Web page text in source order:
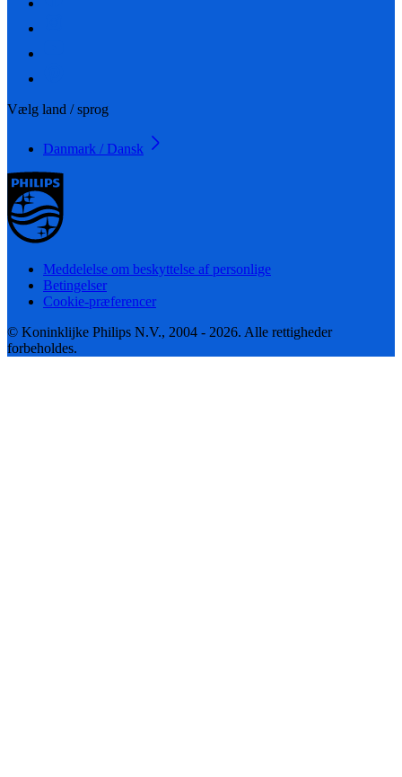
Vælg land / sprog
Danmark / Dansk
Meddelelse om beskyttelse af personlige
Betingelser
Cookie-præferencer
© Koninklijke Philips N.V., 2004 - 2026. Alle rettigheder
forbeholdes.